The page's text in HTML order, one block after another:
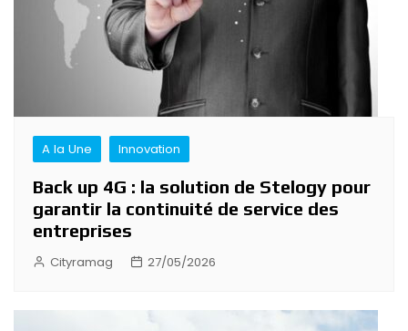
A la Une Innovation
Back up 4G : la solution de Stelogy pour
garantir la continuité de service des
entreprises
Cityramag 27/05/2026